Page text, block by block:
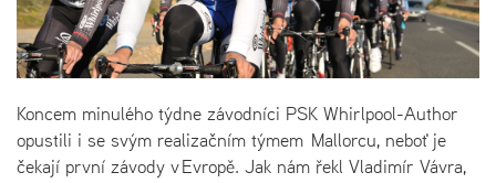
Koncem minulého týdne závodníci PSK Whirlpool-Author
opustili i se svým realizačním týmem Mallorcu, neboť je
čekají první závody v Evropě. Jak nám řekl Vladimír Vávra,